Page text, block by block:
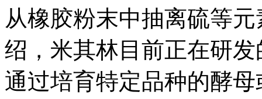
从橡胶粉末中抽离硫等
绍，米其林目前正在研
通过培育特定品种的酵